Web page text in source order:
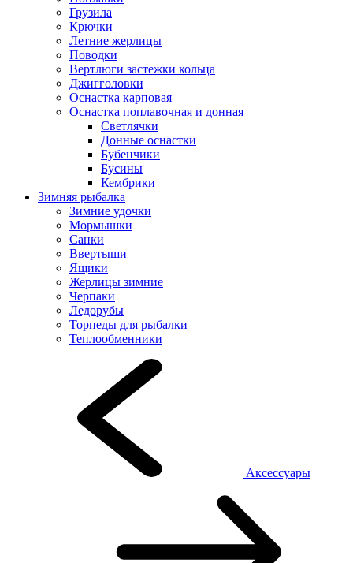
Грузила
Крючки
Летние жерлицы
Поводки
Вертлюги застежки кольца
Джигголовки
Оснастка карповая
Оснастка поплавочная и донная
Светлячки
Донные оснастки
Бубенчики
Бусины
Кембрики
Зимняя рыбалка
Зимние удочки
Мормышки
Санки
Ввертыши
Ящики
Жерлицы зимние
Черпаки
Ледорубы
Торпеды для рыбалки
Теплообменники
Аксессуары